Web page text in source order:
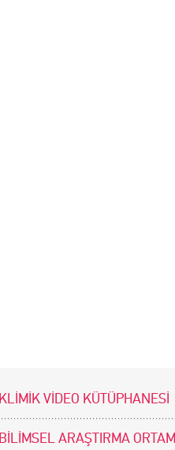
KLİMİK VİDEO KÜTÜPHANESİ
BİLİMSEL ARAŞTIRMA ORTAMI